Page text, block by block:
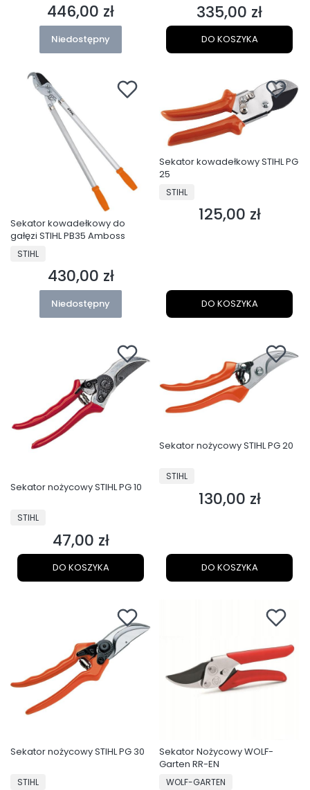
Cena
446,00 zł
Niedostępny
Cena
335,00 zł
DO KOSZYKA
Sekator kowadełkowy do
gałęzi STIHL PB35 Amboss
PRODUCENT
STIHL
Cena
430,00 zł
Niedostępny
Sekator kowadełkowy STIHL PG
25
PRODUCENT
STIHL
Cena
125,00 zł
DO KOSZYKA
Sekator nożycowy STIHL PG 10
PRODUCENT
STIHL
Cena
47,00 zł
DO KOSZYKA
Sekator nożycowy STIHL PG 20
PRODUCENT
STIHL
Cena
130,00 zł
DO KOSZYKA
Sekator nożycowy STIHL PG 30
PRODUCENT
STIHL
Sekator Nożycowy WOLF-
Garten RR-EN
PRODUCENT
WOLF-GARTEN